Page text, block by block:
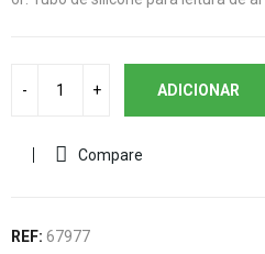
ADICIONAR
Compare
REF: 67977